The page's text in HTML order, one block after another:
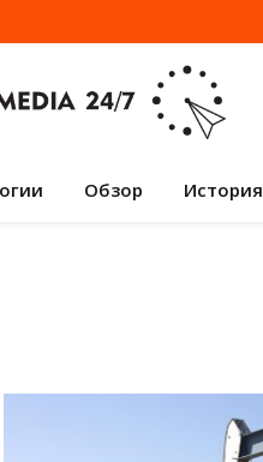
Обзор История